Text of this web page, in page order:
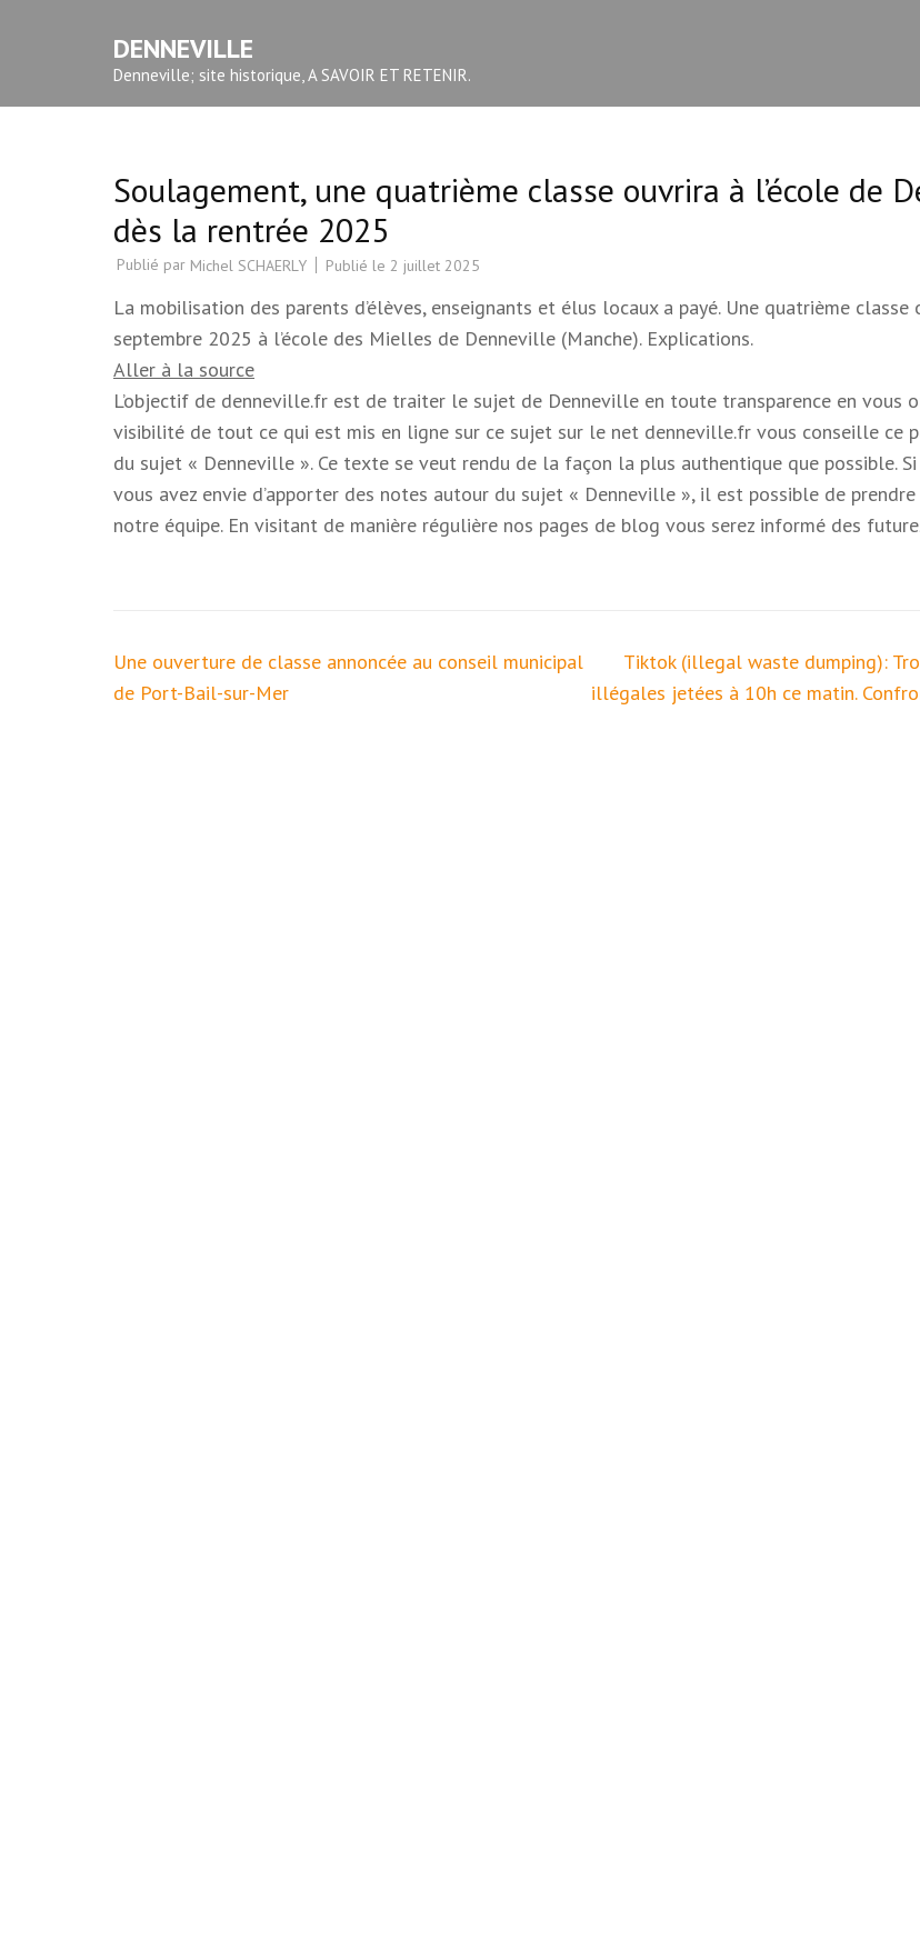
(Pressez
DENNEVILLE
Denneville; site historique, A SAVOIR ET RETENIR.
Soulagement, une quatrième classe ouvrira à l’école de
dès la rentrée 2025
Publié par Michel SCHAERLY Publié le 2 juillet 2025
La mobilisation des parents d’élèves, enseignants et élus locaux a payé. Une quatrième classe
septembre 2025 à l’école des Mielles de Denneville (Manche). Explications.
Aller à la source
L’objectif de denneville.fr est de traiter le sujet de Denneville en toute transparence en vous
visibilité de tout ce qui est mis en ligne sur ce sujet sur le net denneville.fr vous conseille ce
du sujet « Denneville ». Ce texte se veut rendu de la façon la plus authentique que possible. Si
vous avez envie d’apporter des notes autour du sujet « Denneville », il est possible de
notre équipe. En visitant de manière régulière nos pages de blog vous serez informé des
Navigation
de
Une ouverture de classe annoncée au conseil municipal
de Port-Bail-sur-Mer
Tiktok (illegal waste dumping):
illégales jetées à 10h ce matin.